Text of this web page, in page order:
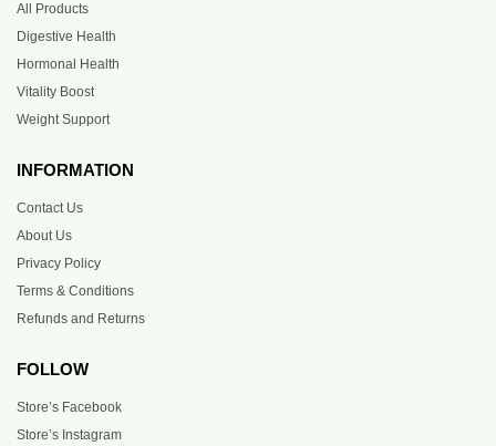
All Products
Digestive Health
Hormonal Health
Vitality Boost
Weight Support
INFORMATION
Contact Us
About Us
Privacy Policy
Terms & Conditions
Refunds and Returns
FOLLOW
Store’s Facebook
Store’s Instagram